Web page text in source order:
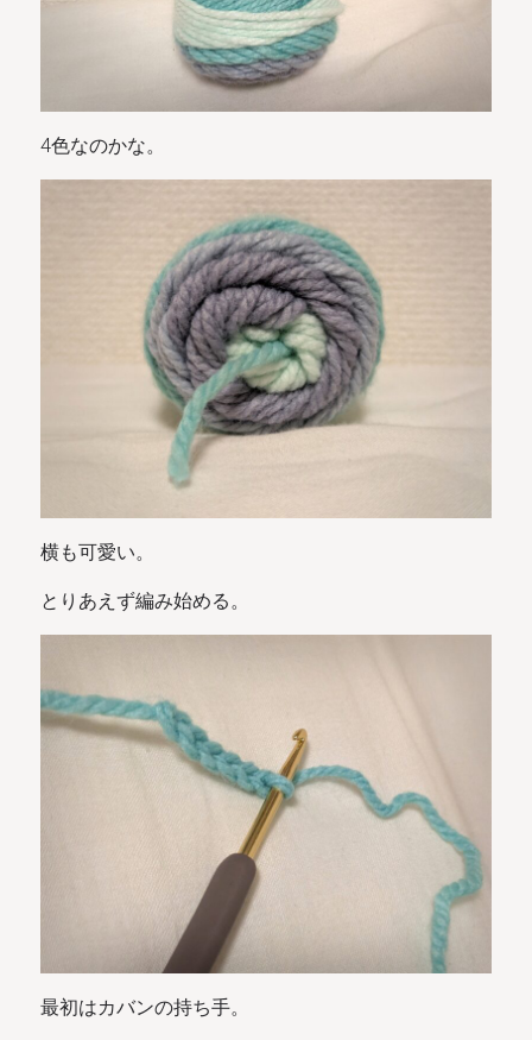
4色なのかな。
横も可愛い。
とりあえず編み始める。
最初はカバンの持ち手。